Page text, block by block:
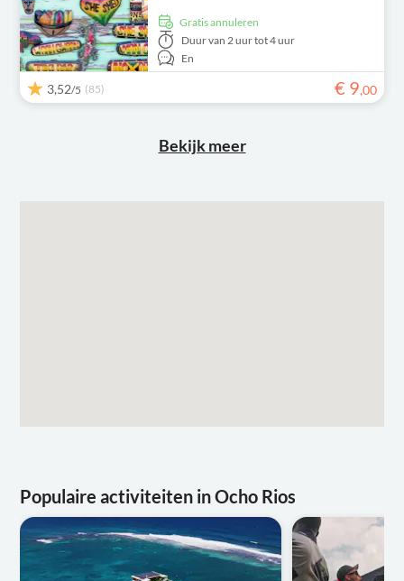
Gratis annuleren
Duurvan 2 uur tot 4 uur
En
3,52/5 (85) € 9,00
Bekijk meer
Populaire activiteiten in Ocho Rios